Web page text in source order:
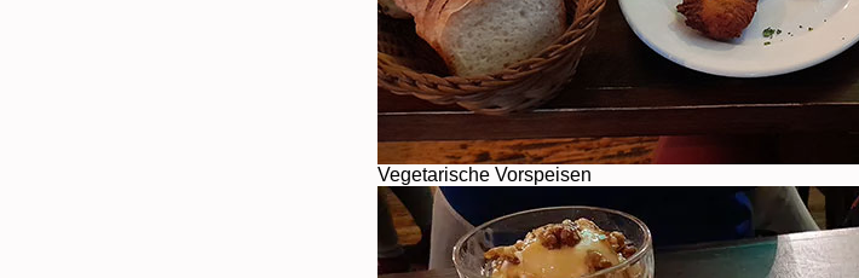
Vegetarische Vorspeisen